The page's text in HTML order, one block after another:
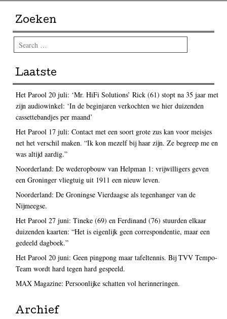
Zoeken
Search
Laatste
Het Parool 20 juli: ‘Mr. HiFi Solutions’ Rick (61) stopt na 35 jaar met
zijn audiowinkel: ‘In de beginjaren verkochten we hier duizenden
cassettebandjes per maand’
Het Parool 17 juli: Contact met een soort grote zus kan voor meisjes
net het verschil maken. “Ik kon mezelf bij haar zijn. Ze begreep me en
was altijd aardig.”
Noorderland: De wederopbouw van Helpman 1: vrijwilligers geven
een Groninger vliegtuig uit 1911 een nieuw leven.
Noorderland: De Groningse Vierdaagse als tegenhanger van de
Nijmeegse.
Het Parool 27 juni: Tineke (69) en Ferdinand (76) stuurden elkaar
duizenden kaarten: “Het is eigenlijk geen correspondentie, maar een
gedeeld dagboek.”
Het Parool 20 juni: Geen pingpong maar tafeltennis. Bij TVV Tempo-
Team wordt hard tegen hard gespeeld.
MAX Magazine: Persoonlijke schatten vol herinneringen.
Archief